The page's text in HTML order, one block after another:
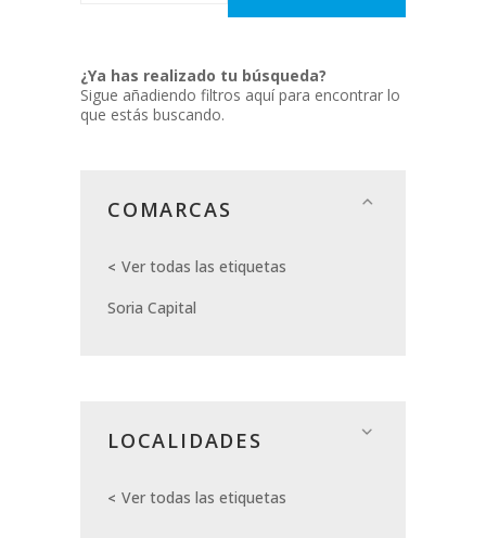
¿Ya has realizado tu búsqueda?
Sigue añadiendo filtros aquí para encontrar lo
que estás buscando.
COMARCAS
Ver todas las etiquetas
Soria Capital
LOCALIDADES
Ver todas las etiquetas